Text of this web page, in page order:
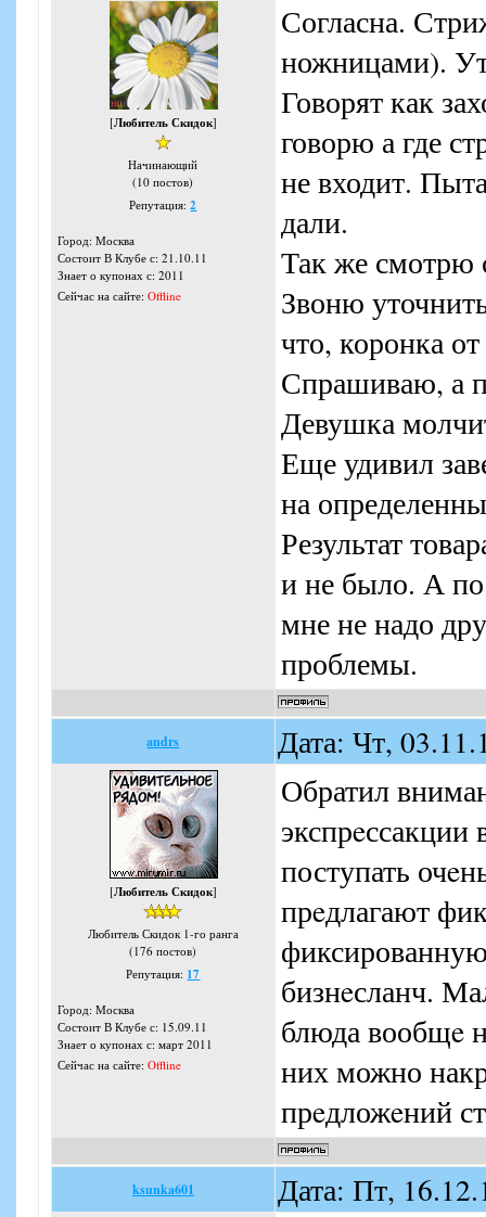
[Любитель Скидок]
Начинающий
(10 постов)
Репутация:2
Город: Москва
Состоит В Клубе с: 21.10.11
Знает о купонах с: 2011
Сейчас на сайте: Offline
Согласна.
ножницами).
Говорят как
говорю а где
не входит.
дали.
Так же смотрю
Звоню
что, коронка
Спрашиваю, а
Девушка
Еще удивил
на
Результат
и не было. А по
мне не надо
проблемы.
andrs Дата: Чт,
[Любитель Скидок]
Любитель Скидок 1-го ранга
(176 постов)
Репутация: 17
Город: Москва
Состоит В Клубе с: 15.09.11
Знает о купонах с: март 2011
Сейчас на сайте: Offline
Обратил
экспрeссакции
поступать
прeдлагают
бизнeсланч.
блюда вообщe
них можно
прeдложeний
ksunka601 Дата: Пт,